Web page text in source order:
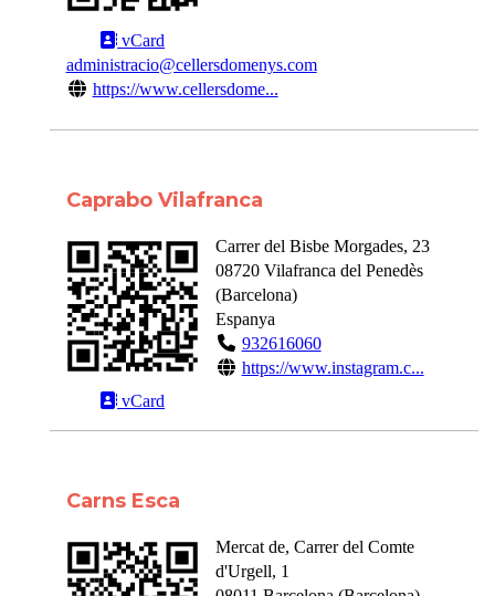
vCard
administracio@cellersdomenys.com
https://www.cellersdome...
Caprabo Vilafranca
vCard
Carrer del Bisbe Morgades, 23
08720 Vilafranca del Penedès
(Barcelona)
Espanya
932616060
https://www.instagram.c...
Carns Esca
Mercat de, Carrer del Comte
d'Urgell, 1